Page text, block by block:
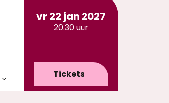
vr 22 jan 2027
20.30 uur
Tickets